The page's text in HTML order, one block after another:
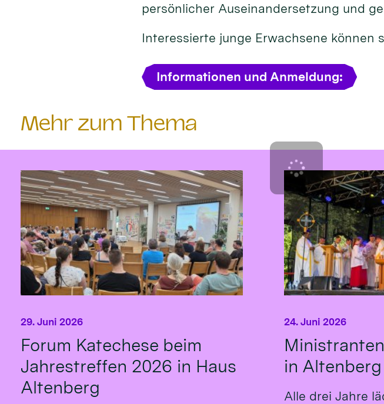
persönlicher Auseinandersetzung und
Interessierte junge Erwachsene können
Informationen und Anmeldung:
Mehr zum Thema
Forum Katechese beim
Jahrestreffen 2026 in Haus
Altenberg
29. Juni 2026
in Altenberg
24. Juni 2026
Alle drei Jahre